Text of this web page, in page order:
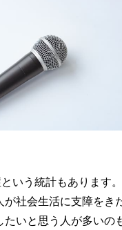
いう統計もあります
社会生活に支障をき
いと思う人が多いの